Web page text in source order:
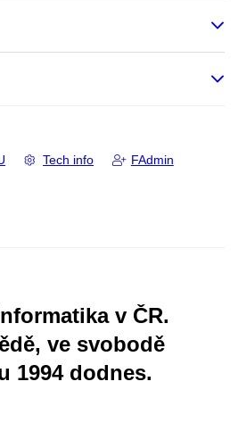
Tech info FAdmin
v ČR.
ve svobodě
1994 dodnes.